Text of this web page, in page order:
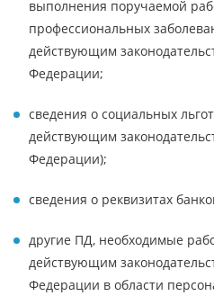
выполнения поручаемой
профессиональных
действующим
Федерации;
сведения о социальных
действующим
Федерации);
сведения о реквизитах
другие ПД, необходимые
действующим
Федерации в области